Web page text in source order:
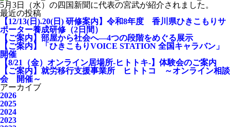
5月3日（水）の四国新聞に代表の宮武が紹介されました。
最近の投稿
【12/13(日).20(日) 研修案内】令和8年度 香川県ひきこもりサ
ポーター養成研修（2日間）
【ご案内】部屋から社会へ―4つの段階をめぐる展示
【ご案内】「ひきこもりVOICE STATION 全国キャラバン」
開催
【8/21（金）オンライン居場所-ヒトトキ-】体験会のご案内
【ご案内】就労移行支援事業所 ヒトトコ ～オンライン相談
会 開催～
アーカイブ
2026
2025
2024
2023